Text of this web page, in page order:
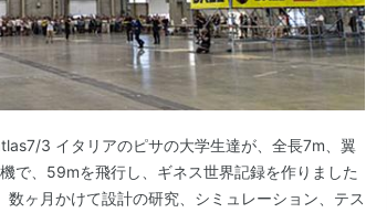
3 イタリアのピサの大学生達が、全長7m、翼
で、59mを飛行し、ギネス世界記録を作りました
ヶ月かけて設計の研究、シミュ​​レーション、テス